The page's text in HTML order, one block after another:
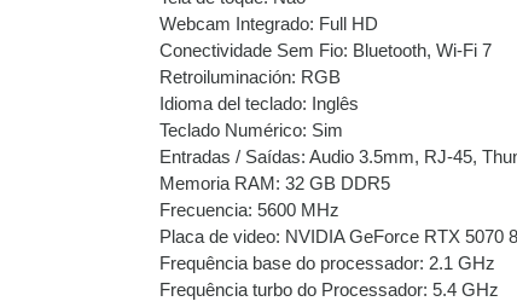
Webcam Integrado: Full HD
Conectividade Sem Fio: Bluetooth, Wi-Fi 7
Retroiluminación: RGB
Idioma del teclado: Inglês
Teclado Numérico: Sim
Entradas / Saídas: Audio 3.5mm, RJ-45,
Memoria RAM: 32 GB DDR5
Frecuencia: 5600 MHz
Placa de video: NVIDIA GeForce RTX 5070
Frequência base do processador: 2.1 GHz
Frequência turbo do Processador: 5.4 GHz